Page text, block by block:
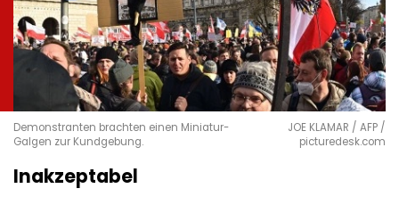
Demonstranten brachten einen Miniatur-
Galgen zur Kundgebung.
JOE KLAMAR / AFP /
picturedesk.com
Inakzeptabel